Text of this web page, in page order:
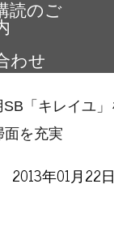
読のご
わせ
「キレイユ
面を充実
2013年01月22日